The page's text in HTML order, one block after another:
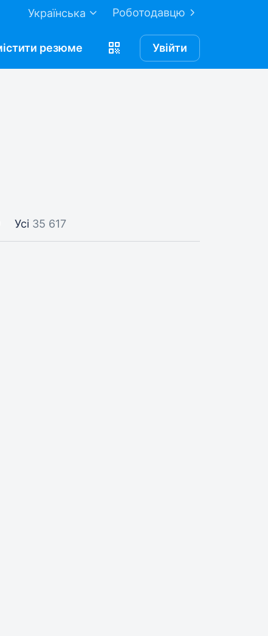
Роботодавцю
Українська
резюме Увійти
Усі 35 617